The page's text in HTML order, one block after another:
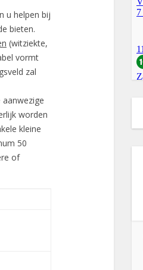
u helpen bij
bieten.
(witziekte,
vormt
zal
worden
kleine
50
of